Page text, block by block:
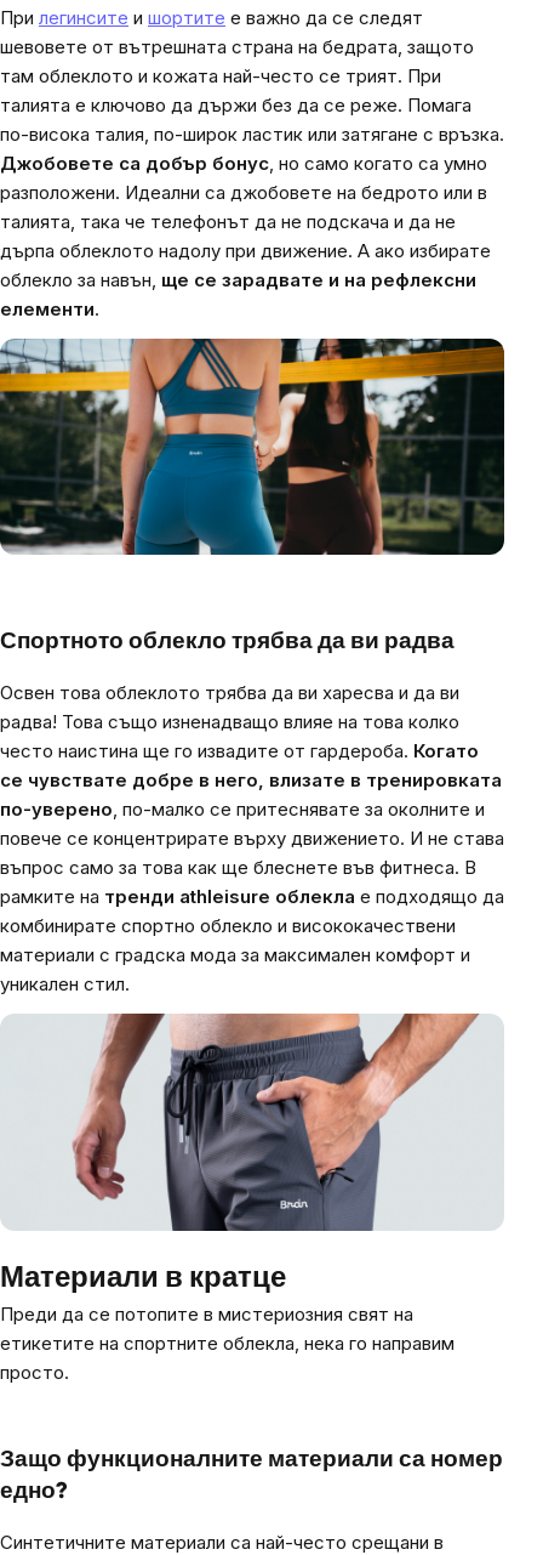
При легинсите и шортите е важно да се следят
шевовете от вътрешната страна на бедрата, защото
там облеклото и кожата най-често се трият. При
талията е ключово да държи без да се реже. Помага
по-висока талия, по-широк ластик или затягане с връзка.
Джобовете са добър бонус, но само когато са умно
разположени. Идеални са джобовете на бедрото или в
талията, така че телефонът да не подскача и да не
дърпа облеклото надолу при движение. А ако избирате
облекло за навън, ще се зарадвате и на рефлексни
елементи.
Спортното облекло трябва да ви радва
Освен това облеклото трябва да ви харесва и да ви
радва! Това също изненадващо влияе на това колко
често наистина ще го извадите от гардероба. Когато
се чувствате добре в него, влизате в тренировката
по-уверено, по-малко се притеснявате за околните и
повече се концентрирате върху движението. И не става
въпрос само за това как ще блеснете във фитнеса. В
рамките на тренди athleisure облекла е подходящо да
комбинирате спортно облекло и висококачествени
материали с градска мода за максимален комфорт и
уникален стил.
Материали в кратце
Преди да се потопите в мистериозния свят на
етикетите на спортните облекла, нека го направим
просто.
Защо функционалните материали са номер
едно?
Синтетичните материали са най-често срещани в